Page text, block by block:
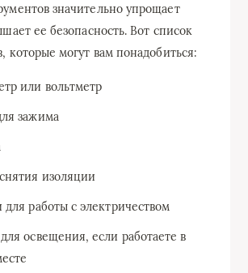
значительно упрощает
ее безопасность. Вот список
которые могут вам понадобиться:
или вольтметр
зажима
изоляции
для работы с электричеством
освещения, если работаете в